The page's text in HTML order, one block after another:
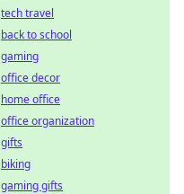
tech travel
back to school
gaming
office decor
home office
office organization
gifts
biking
gaming gifts